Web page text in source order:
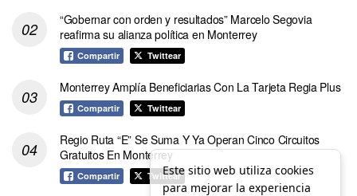
“Gobernar con orden y resultados” Marcelo Segovia
reafirma su alianza política en Monterrey
Compartir Twittear
Monterrey Amplía Beneficiarias Con La Tarjeta Regia Plus
Compartir Twittear
Regio Ruta “E” Se Suma Y Ya Operan Cinco Circuitos
Gratuitos En Monterrey
Compartir TwittearEste sitio web utiliza cookies
para mejorar la experiencia